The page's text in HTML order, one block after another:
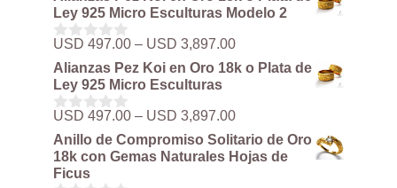
Ley 925 Micro Esculturas Modelo 2
0
d
e
5
USD 497.00 – USD 3,897.00Rango
de
precios:
USD 497.00
USD 3,897.00
Alianzas Pez Koi en Oro 18k o Plata de
Ley 925 Micro Esculturas
0
d
e
5
USD 497.00 – USD 3,897.00Rango
de
precios:
desde
Anillo de Compromiso Solitario de Oro
18k con Gemas Naturales Hojas de
Ficus